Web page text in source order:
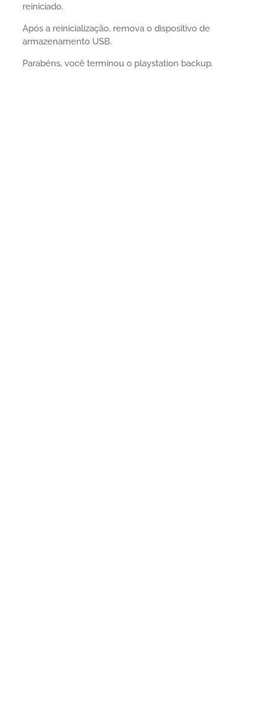
reiniciado.
Após a reinicialização, remova o dispositivo de
armazenamento USB.
Parabéns, você terminou o playstation backup.